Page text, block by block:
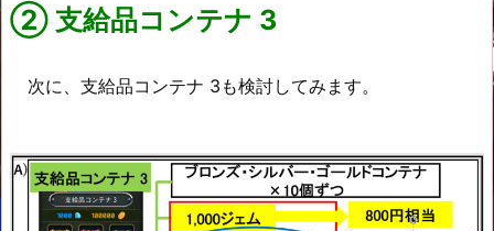
② 支給品コンテナ 3
次に、支給品コンテナ 3も検討してみます。